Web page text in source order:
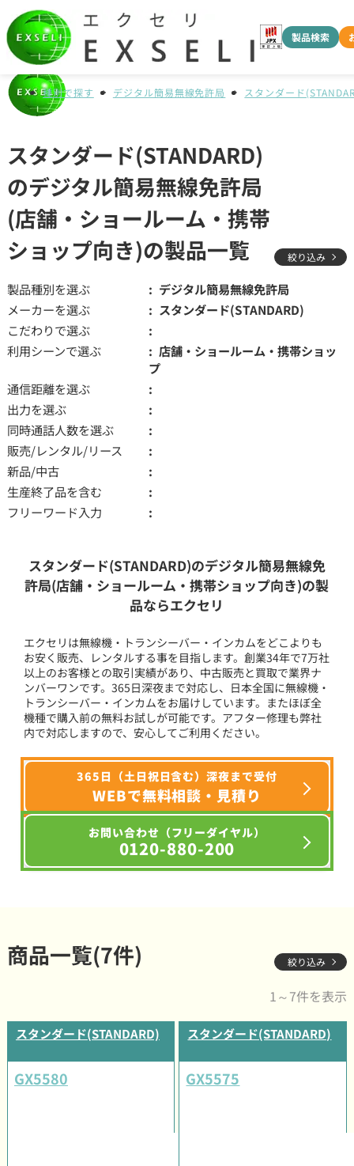
製品検索
種別で探す デジタル簡易無線免許局 スタンダード
スタンダード(STANDARD)
のデジタル簡易無線免許局
(店舗・ショールーム・携帯
ショップ向き)の製品一覧
絞り込み
製品種別を選ぶ
デジタル簡易無線免許局
メーカーを選ぶ
スタンダード(STANDARD)
こだわりで選ぶ
利用シーンで選ぶ
店舗・ショールーム・携帯ショッ
プ
通信距離を選ぶ
出力を選ぶ
同時通話人数を選ぶ
販売/レンタル/リース
新品/中古
生産終了品を含む
フリーワード入力
スタンダード(STANDARD)のデジタル簡易無線免
許局(店舗・ショールーム・携帯ショップ向き)の製
品ならエクセリ
エクセリは無線機・トランシーバー・インカムをどこよりも
お安く販売、レンタルする事を目指します。創業34年で7万社
以上のお客様との取引実績があり、中古販売と買取で業界ナ
ンバーワンです。365日深夜まで対応し、日本全国に無線機・
トランシーバー・インカムをお届けしています。またほぼ全
機種で購入前の無料お試しが可能です。アフター修理も弊社
内で対応しますので、安心してご利用ください。
365日（土日祝日含む）深夜まで受付
WEBで無料相談・見積り
お問い合わせ（フリーダイヤル）
0120-880-200
商品一覧(7件) 絞り込み
1～7件を表示
スタンダード(STANDARD)
GX5580
スタンダード(STANDARD)
GX5575